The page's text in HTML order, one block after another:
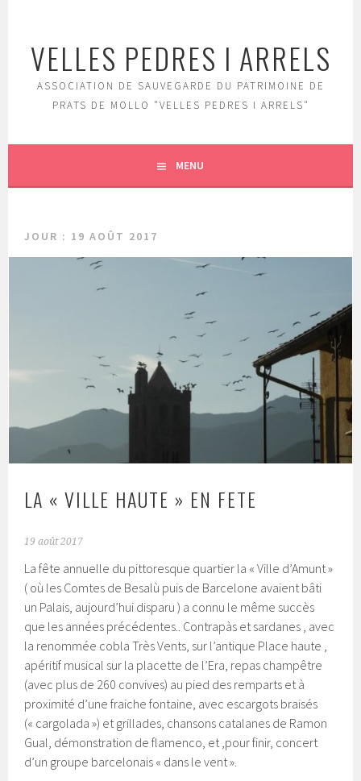
contenu
principal
VELLES PEDRES I ARRELS
ASSOCIATION DE SAUVEGARDE DU PATRIMOINE DE
PRATS DE MOLLO "VELLES PEDRES I ARRELS"
MENU
JOUR : 19 AOÛT 2017
LA « VILLE HAUTE » EN FETE
19 août 2017
La fête annuelle du pittoresque quartier la « Ville d’Amunt »
( où les Comtes de Besalù puis de Barcelone avaient bâti
un Palais, aujourd’hui disparu ) a connu le même succès
que les années précédentes.. Contrapàs et sardanes , avec
la renommée cobla Très Vents, sur l’antique Place haute ,
apéritif musical sur la placette de l’Era, repas champêtre
(avec plus de 260 convives) au pied des remparts et à
proximité d’une fraiche fontaine, avec escargots braisés
(« cargolada ») et grillades, chansons catalanes de Ramon
Gual, démonstration de flamenco, et ,pour finir, concert
d’un groupe barcelonais « dans le vent ».